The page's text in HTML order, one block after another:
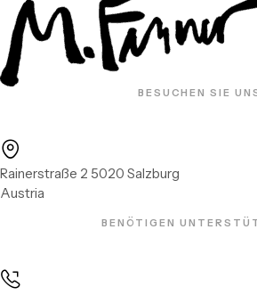
BESUCHEN SIE
Rainerstraße 2 5020 Salzburg
Austria
BENÖTIGEN